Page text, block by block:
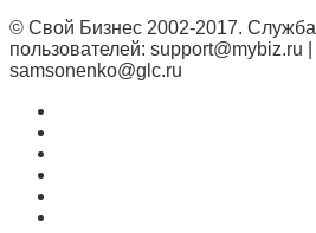
© Свой Бизнес 2002-2017.
пользователей: support@mybiz.ru
samsonenko@glc.ru